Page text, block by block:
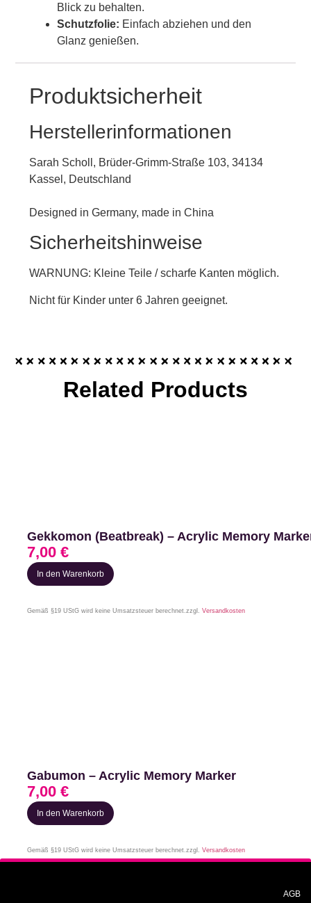
Blick zu behalten.
Schutzfolie: Einfach abziehen und den
Glanz genießen.
Produktsicherheit
Herstellerinformationen
Sarah Scholl, Brüder-Grimm-Straße 103, 34134
Kassel, Deutschland
Designed in Germany, made in China
Sicherheitshinweise
WARNUNG: Kleine Teile / scharfe Kanten möglich.
Nicht für Kinder unter 6 Jahren geeignet.
Related Products
Gekkomon (Beatbreak) – Acrylic Memory
In den Warenkorb
7,00 €
Gemäß §19 UStG wird keine Umsatzsteuer berechnet. zzgl. Versandkosten
Gabumon – Acrylic Memory Marker
In den Warenkorb
7,00 €
Gemäß §19 UStG wird keine Umsatzsteuer berechnet. zzgl. Versandkosten
AGB